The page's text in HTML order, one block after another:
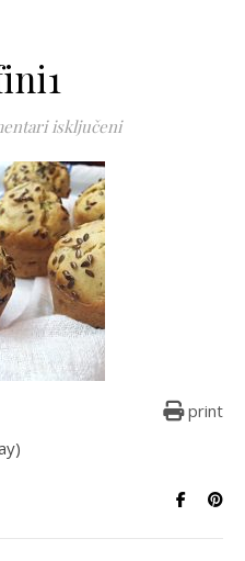
isključeniza mufini1
print